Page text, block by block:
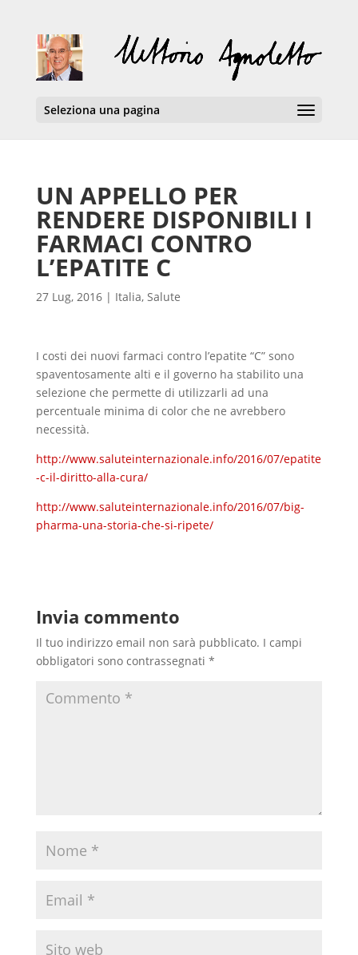
Seleziona una pagina
UN APPELLO PER
RENDERE DISPONIBILI I
FARMACI CONTRO
L’EPATITE C
27 Lug, 2016| Italia, Salute
I costi dei nuovi farmaci contro l’epatite “C” sono
spaventosamente alti e il governo ha stabilito una
selezione che permette di utilizzarli ad una
percentuale minima di color che ne avrebbero
necessità.
http://www.saluteinternazionale.info/2016/07/epatite
-c-il-diritto-alla-cura/
http://www.saluteinternazionale.info/2016/07/big-
pharma-una-storia-che-si-ripete/
Invia commento
Il tuo indirizzo email non sarà pubblicato. I campi
obbligatori sono contrassegnati *